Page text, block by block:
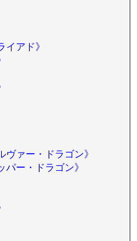
イアド》
ヴァー・ドラゴン》
パー・ドラゴン》